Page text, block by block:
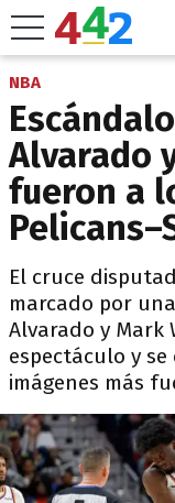
NBA
Alvarado
fueron a
El cruce
marcado por
Alvarado y Mark
espectáculo y
imágenes más